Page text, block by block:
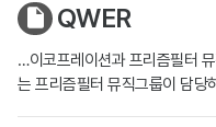
QWER
…이코프레이션과 프리즘필터
는 프리즘필터 뮤직그룹이 담당